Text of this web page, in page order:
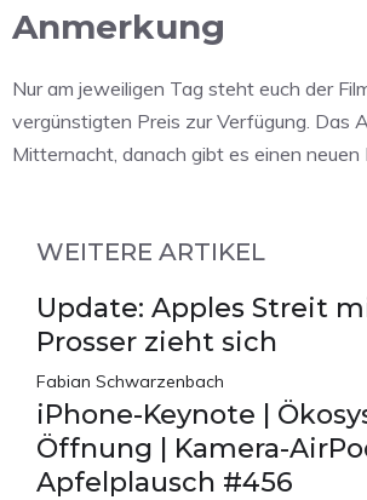
Anmerkung
Nur am jeweiligen Tag steht euch der
vergünstigten Preis zur Verfügung. Das
Mitternacht, danach gibt es einen neuen
WEITERE ARTIKEL
Update: Apples Streit
Prosser zieht sich
Fabian Schwarzenbach
iPhone-Keynote |
Öffnung | Kamera-
Apfelplausch #456